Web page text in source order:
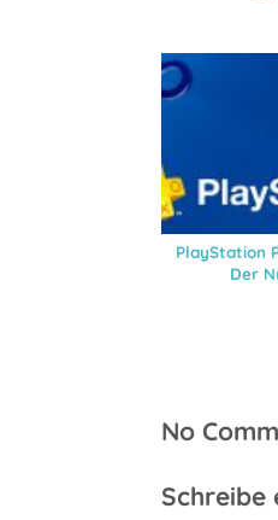
PlayStation
Der
No
Schreibe